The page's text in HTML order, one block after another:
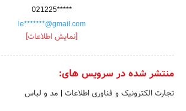
021225*****
le*******@gmail.com
[نمایش اطلاعات]
منتشر شده در سرویس های:
تجارت الکترونیک و فناوری اطلاعات | مد و لباس